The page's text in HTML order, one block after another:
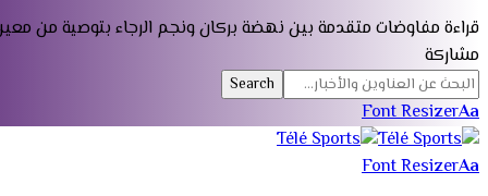
قراءة مفاوضات متقدمة بين نهضة بركان ونجم الرجاء بتوصية من
مشاركة
Font ResizerAa
Font ResizerAa